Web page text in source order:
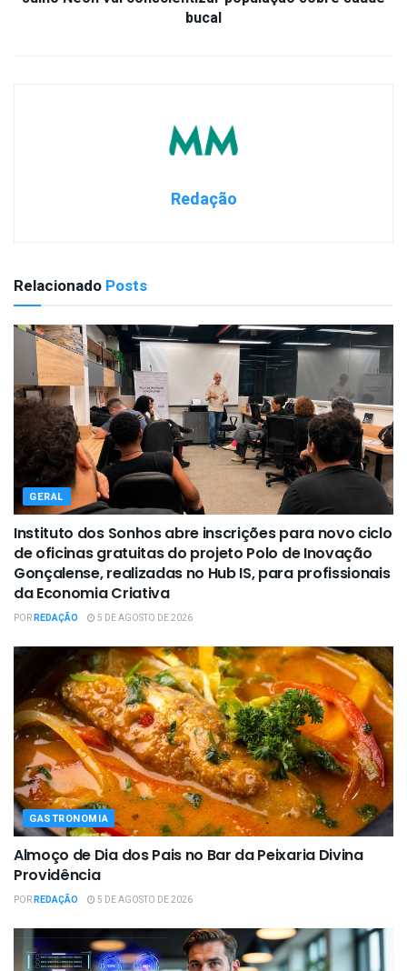
bucal
Redação
Relacionado Posts
GERAL
Instituto dos Sonhos abre inscrições para novo ciclo
de oficinas gratuitas do projeto Polo de Inovação
Gonçalense, realizadas no Hub IS, para profissionais
da Economia Criativa
PORREDAÇÃO 5 DE AGOSTO DE 2026
GASTRONOMIA
Almoço de Dia dos Pais no Bar da Peixaria Divina
Providência
PORREDAÇÃO 5 DE AGOSTO DE 2026